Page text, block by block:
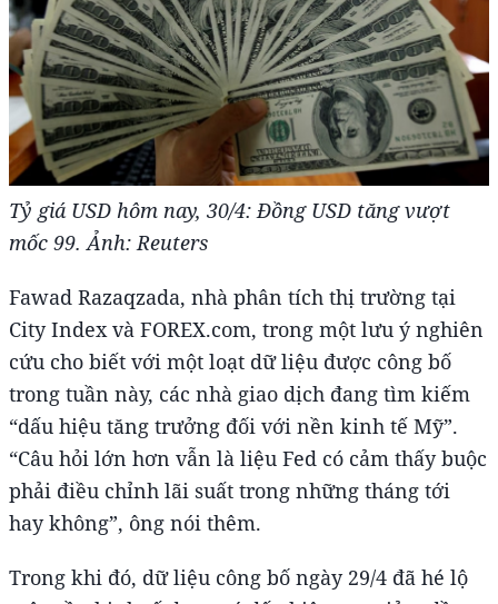
Tỷ giá USD hôm nay, 30/4: Đồng USD tăng vượt
mốc 99. Ảnh: Reuters
Fawad Razaqzada, nhà phân tích thị trường tại
City Index và FOREX.com, trong một lưu ý nghiên
cứu cho biết với một loạt dữ liệu được công bố
trong tuần này, các nhà giao dịch đang tìm kiếm
“dấu hiệu tăng trưởng đối với nền kinh tế Mỹ”.
“Câu hỏi lớn hơn vẫn là liệu Fed có cảm thấy buộc
phải điều chỉnh lãi suất trong những tháng tới
hay không”, ông nói thêm.
Trong khi đó, dữ liệu công bố ngày 29/4 đã hé lộ